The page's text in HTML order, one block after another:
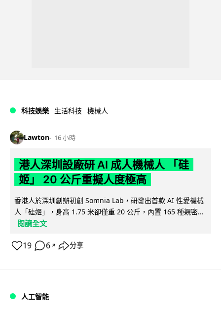
科技娛樂 生活科技 機械人
Lawton 16 小時
港人深圳設廠研 AI 成人機械人 「硅
姬」 20 公斤重擬人度極高
香港人於深圳創辦初創 Somnia Lab，研發出首款 AI 性愛機械
人「硅姬」，身高 1.75 米卻僅重 20 公斤，內置 165 種親密...
閱讀全文
19 6 ↗ 分享
人工智能